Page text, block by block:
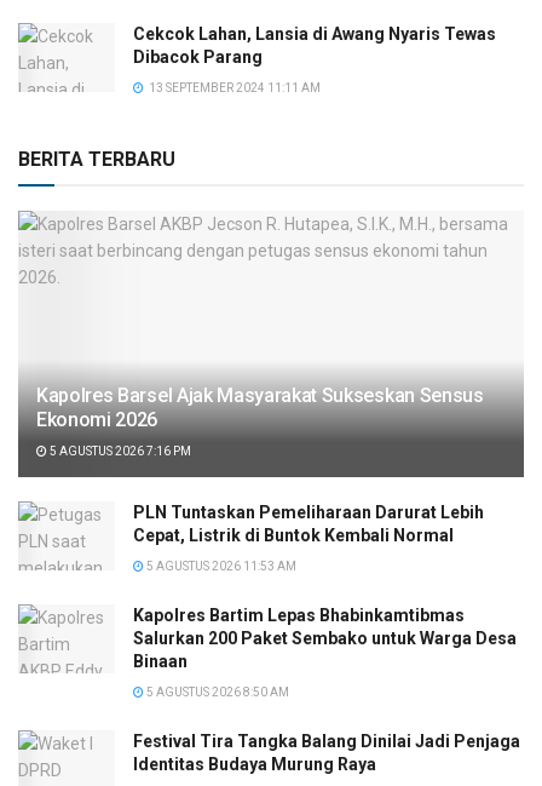
Cekcok Lahan, Lansia di Awang Nyaris Tewas
Dibacok Parang
13 SEPTEMBER 2024 11:11 AM
BERITA TERBARU
Kapolres Barsel Ajak Masyarakat Sukseskan Sensus
Ekonomi 2026
5 AGUSTUS 2026 7:16 PM
PLN Tuntaskan Pemeliharaan Darurat Lebih
Cepat, Listrik di Buntok Kembali Normal
5 AGUSTUS 2026 11:53 AM
Kapolres Bartim Lepas Bhabinkamtibmas
Salurkan 200 Paket Sembako untuk Warga Desa
Binaan
5 AGUSTUS 2026 8:50 AM
Festival Tira Tangka Balang Dinilai Jadi Penjaga
Identitas Budaya Murung Raya